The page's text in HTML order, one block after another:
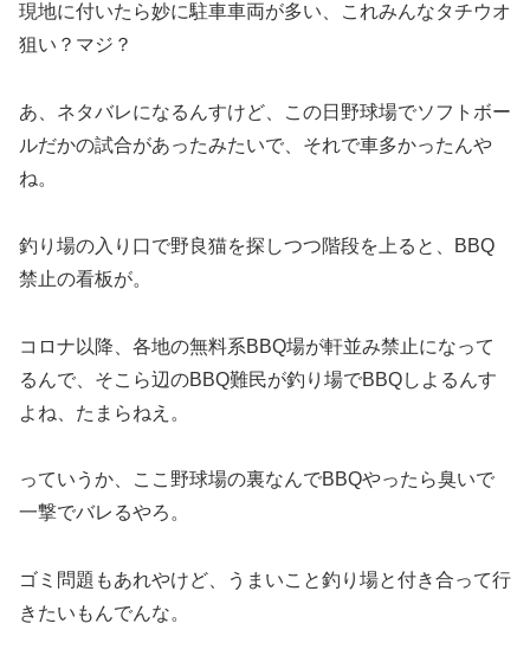
現地に付いたら妙に駐車車両が多い、これみんなタチウオ
狙い？マジ？
あ、ネタバレになるんすけど、この日野球場でソフトボー
ルだかの試合があったみたいで、それで車多かったんや
ね。
釣り場の入り口で野良猫を探しつつ階段を上ると、BBQ
禁止の看板が。
コロナ以降、各地の無料系BBQ場が軒並み禁止になって
るんで、そこら辺のBBQ難民が釣り場でBBQしよるんす
よね、たまらねえ。
っていうか、ここ野球場の裏なんでBBQやったら臭いで
一撃でバレるやろ。
ゴミ問題もあれやけど、うまいこと釣り場と付き合って行
きたいもんでんな。